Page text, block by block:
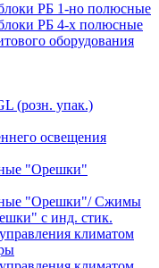
РБ 1-но полюсные
РБ 4-х полюсные
оборудования
(розн. упак.)
освещения
"Орешки"
"Орешки"/ Сжимы
с инд. стик.
климатом